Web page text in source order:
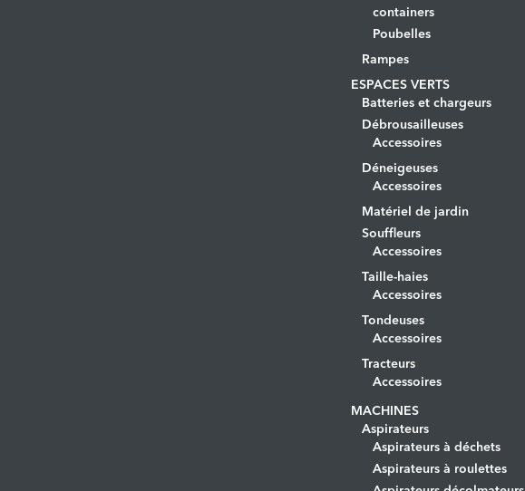
containers
Poubelles
Rampes
ESPACES VERTS
Batteries et chargeurs
Débrousailleuses
Accessoires
Déneigeuses
Accessoires
Matériel de jardin
Souffleurs
Accessoires
Taille-haies
Accessoires
Tondeuses
Accessoires
Tracteurs
Accessoires
MACHINES
Aspirateurs
Aspirateurs à déchets
Aspirateurs à roulettes